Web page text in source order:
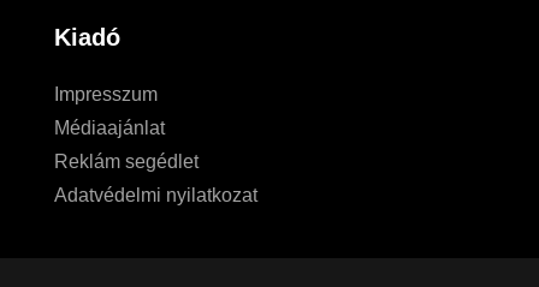
Kiadó
Impresszum
Médiaajánlat
Reklám segédlet
Adatvédelmi nyilatkozat